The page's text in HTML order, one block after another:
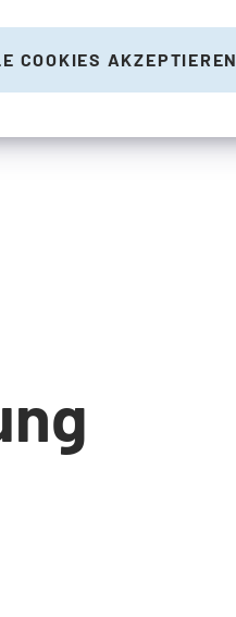
COOKIES AKZEPTIEREN